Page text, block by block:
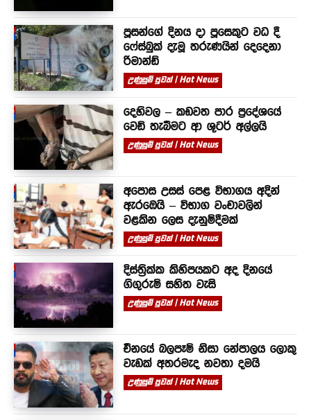
පූසන්ගේ දිනය දා පූසෙකුට වධ දී
ෆේස්බුක් දැමූ තරුණයින් දෙදෙනා
රිමාන්ඩ්
උණුසුම් පුවත් | Hot News
දෙහිවල – කඩවත පාර ප්‍රදේශයේ
වෙඩි තැබීමට ආ ශූටර් අල්ලයි
උණුසුම් පුවත් | Hot News
අපොස උසස් පෙළ විභාගය අදින්
ඇරඹෙයි – විභාග වංචාවලින්
වළකින ලෙස දැනුම්දීමක්
උණුසුම් පුවත් | Hot News
දිස්ත්‍රික්ක කිහිපයකට අද දිනයේ
ගිගුරුම් සහිත වැසි
උණුසුම් පුවත් | Hot News
චීනයේ බලපෑම් නිසා නේපාලය ලොකු
වැඩක් අතරමැද නවතා දමයි
උණුසුම් පුවත් | Hot News